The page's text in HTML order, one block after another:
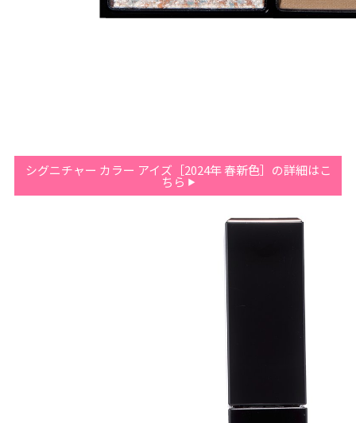
シグニチャー カラー アイズ［2024年 春新色］の詳細はこ
ちら